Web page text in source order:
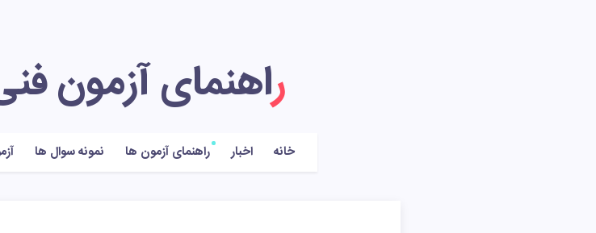
راهنمای آزمون
خانه اخبار راهنمای آزمون ها نمونه سوال ها